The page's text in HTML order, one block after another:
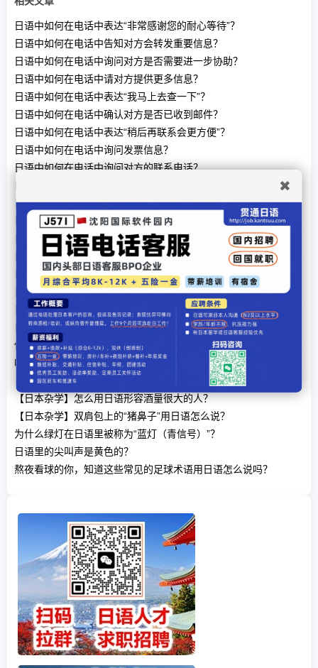
✖
日语中如何在电话中表达“非常感谢您的耐心等待”？
日语中如何在电话中告知对方会转发重要信息？
日语中如何在电话中询问对方是否需要进一步协助？
日语中如何在电话中请对方提供更多信息？
日语中如何在电话中表达“我马上去查一下”？
日语中如何在电话中确认对方是否已收到邮件？
日语中如何在电话中表达“稍后再联系会更方便”？
日语中如何在电话中询问发票信息？
日语中如何在电话中询问对方的联系电话？
日语中如何在电话中询问对方是否需要详细资料？
日语中如何在电话中告知对方会议已经取消？
日语中如何在电话中确认发货时间？
日语中如何在电话中表达“对不起，让您久等了”？
日语中如何在电话中表示自己需要更多时间处理问题？
日语中如何在电话中请求对方发邮件确认？
日语中如何在电话中询问上次的谈话进展？
日语中如何在电话中告知对方自己将转接到其他部门？
你知道「リュウグウノオトヒメノモトユイノキリハズシ」是什么
吗
【日本杂学】日语里的「用心棒」到底是什么棒？
【日本杂学】怎么用日语形容酒量很大的人？
【日本杂学】双肩包上的“猪鼻子”用日语怎么说？
为什么绿灯在日语里被称为“蓝灯（青信号）”？
日语里的尖叫声是黄色的？
熬夜看球的你，知道这些常见的足球术语用日语怎么说吗？